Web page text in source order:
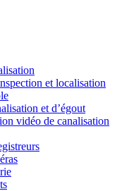
et localisation
et d’égout
vidéo de canalisation